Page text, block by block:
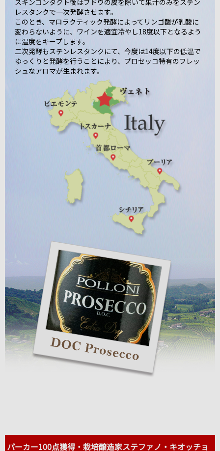
スキンコンタクト後はブドウの皮を除いて果汁のみをステン
レスタンクで一次発酵させます。
このとき、マロラクティック発酵によってリンゴ酸が乳酸に
変わらないように、ワインを適宜冷やし18度以下となるよう
に温度をキープします。
二次発酵もステンレスタンクにて、今度は14度以下の低温で
ゆっくりと発酵を行うことにより、プロセッコ特有のフレッ
シュなアロマが生まれます。
パーカー100点獲得・栽培醸造家ステファノ・キオッチョ